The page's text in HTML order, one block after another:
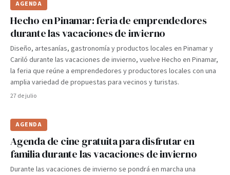
AGENDA
Hecho en Pinamar: feria de emprendedores
durante las vacaciones de invierno
Diseño, artesanías, gastronomía y productos locales en Pinamar y
Cariló durante las vacaciones de invierno, vuelve Hecho en Pinamar,
la feria que reúne a emprendedores y productores locales con una
amplia variedad de propuestas para vecinos y turistas.
27 de julio
AGENDA
Agenda de cine gratuita para disfrutar en
familia durante las vacaciones de invierno
Durante las vacaciones de invierno se pondrá en marcha una